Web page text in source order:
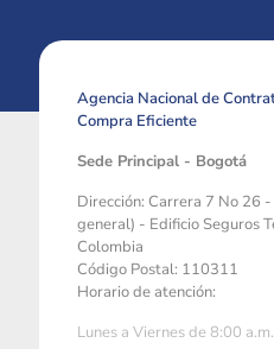
Agencia Nacional de
Compra Eficiente
Sede Principal - Bogotá
Dirección: Carrera 7 No 26
general) - Edificio Seguros
Colombia
Código Postal: 110311
Horario de atención:
Lunes a Viernes de 8:00